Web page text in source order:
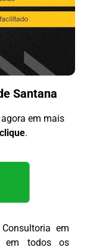
Santana
agora em mais
.
em
em todos os